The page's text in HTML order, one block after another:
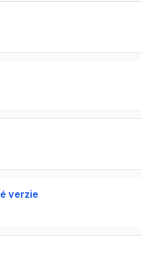
verzie